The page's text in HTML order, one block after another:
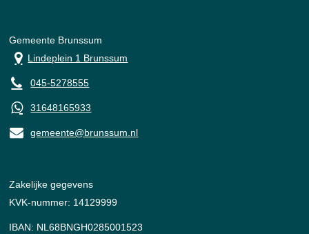
Gemeente Brunssum
Lindeplein 1 Brunssum
045-5278555
31648165933
gemeente@brunssum.nl
Zakelijke gegevens
KVK-nummer: 14129999
IBAN: NL68BNGH0285001523